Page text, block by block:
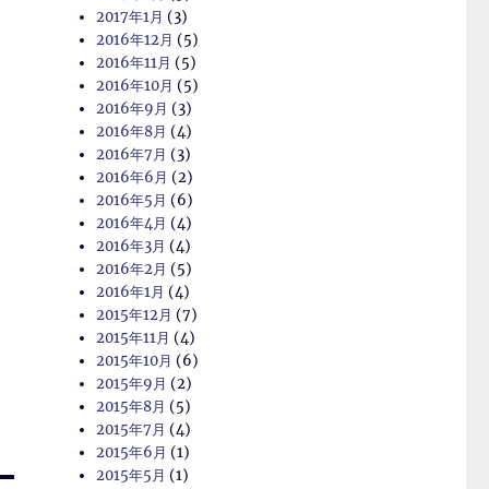
2017年1月 (3)
2016年12月 (5)
2016年11月 (5)
2016年10月 (5)
2016年9月 (3)
2016年8月 (4)
2016年7月 (3)
2016年6月 (2)
2016年5月 (6)
2016年4月 (4)
2016年3月 (4)
2016年2月 (5)
2016年1月 (4)
2015年12月 (7)
2015年11月 (4)
2015年10月 (6)
2015年9月 (2)
2015年8月 (5)
2015年7月 (4)
2015年6月 (1)
2015年5月 (1)